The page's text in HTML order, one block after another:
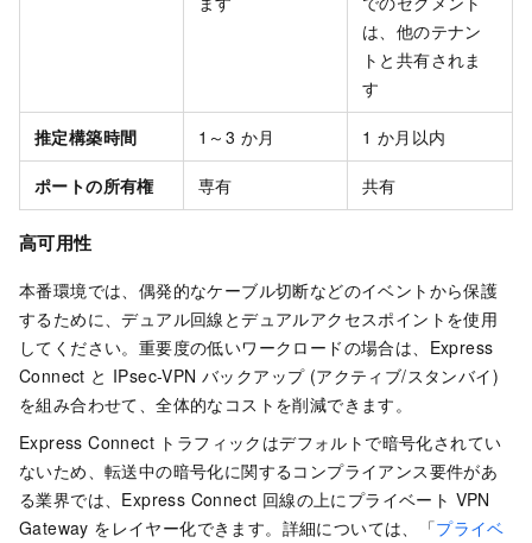
は、他のテナン
トと共有されま
す
推定構築時間 1～3 か月 1 か月以内
ポートの所有権 専有 共有
高可用性
本番環境では、偶発的なケーブル切断などのイベントから保護
するために、デュアル回線とデュアルアクセスポイントを使用
してください。重要度の低いワークロードの場合は、Express
Connect と IPsec-VPN バックアップ (アクティブ/スタンバイ)
を組み合わせて、全体的なコストを削減できます。
Express Connect トラフィックはデフォルトで暗号化されてい
ないため、転送中の暗号化に関するコンプライアンス要件があ
る業界では、Express Connect 回線の上にプライベート VPN
Gateway をレイヤー化できます。詳細については、「プライベ